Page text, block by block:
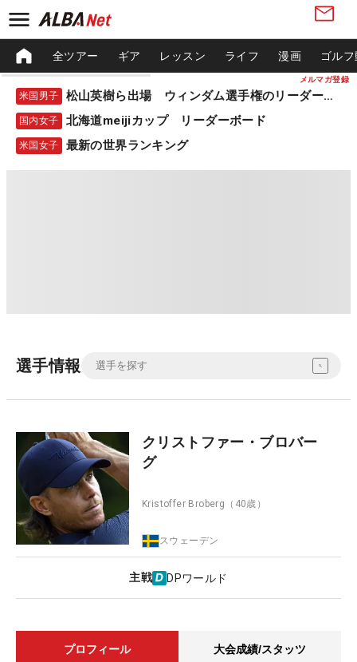
メルマガ登録
全ツアー ギア レッスン ライフ 漫画 ゴル
米国男子 松山英樹ら出場 ウィンダム選手権のリーダーボード
国内女子 北海道meijiカップ リーダーボード
米国女子 最新の世界ランキング
選手情報
クリストファー・ブロバー
グ
Kristoffer Broberg （40歳）
スウェーデン
主戦 DPワールド
プロフィール 大会成績/スタッツ